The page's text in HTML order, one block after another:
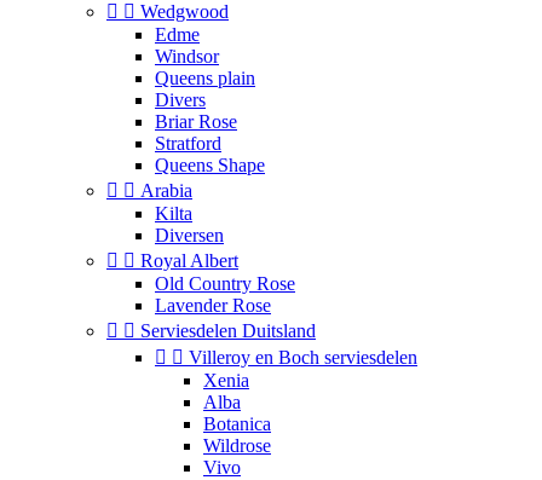
  Wedgwood
Edme
Windsor
Queens plain
Divers
Briar Rose
Stratford
Queens Shape
  Arabia
Kilta
Diversen
  Royal Albert
Old Country Rose
Lavender Rose
  Serviesdelen Duitsland
  Villeroy en Boch serviesdelen
Xenia
Alba
Botanica
Wildrose
Vivo